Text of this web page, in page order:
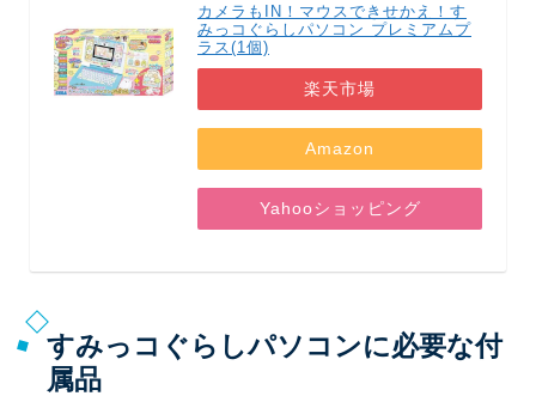
カメラもIN！マウスできせかえ！す
みっコぐらしパソコン プレミアムプ
ラス(1個)
楽天市場
Amazon
Yahooショッピング
すみっコぐらしパソコンに必要な付
属品